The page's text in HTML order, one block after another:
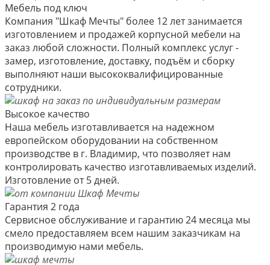
Мебель под ключ
Компания "Шкаф Мечты" более 12 лет занимается
изготовлением и продажей корпусной мебели на
заказ любой сложности. Полный комплекс услуг -
замер, изготовление, доставку, подъём и сборку
выполняют наши высококвалифицированные
сотрудники.
Высокое качество
Наша мебель изготавливается на надежном
европейском оборудовании на собственном
производстве в г. Владимир, что позволяет нам
контролировать качество изготавливаемых изделий.
Изготовление от 5 дней.
Гарантия 2 года
Сервисное обслуживание и гарантию 24 месяца мы
смело предоставляем всем нашим заказчикам на
производимую нами мебель.